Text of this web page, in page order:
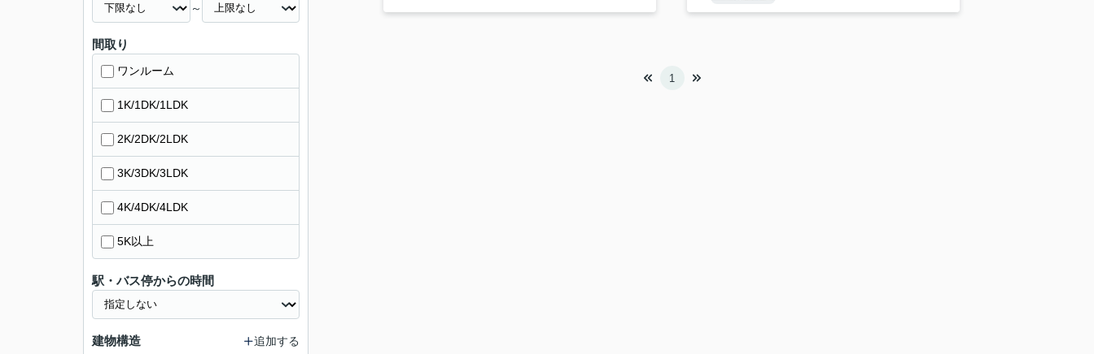
1
～
間取り
ワンルーム
1K/1DK/1LDK
2K/2DK/2LDK
3K/3DK/3LDK
4K/4DK/4LDK
5K以上
駅・バス停からの時間
建物構造 追加する